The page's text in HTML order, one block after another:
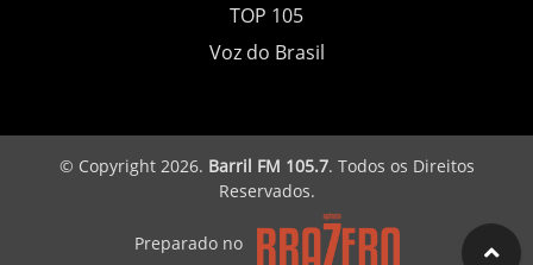
TOP 105
Voz do Brasil
© Copyright 2026. Barril FM 105.7. Todos os Direitos
Reservados.
Preparado no